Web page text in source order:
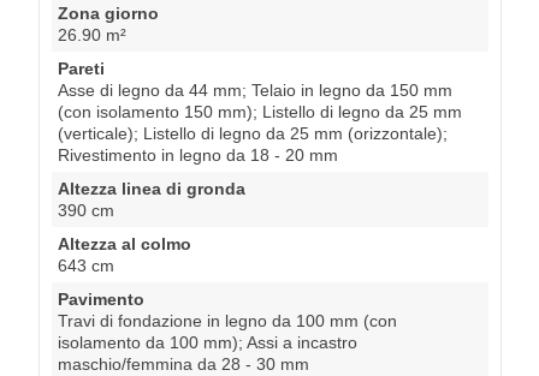
Zona giorno
26.90 m²
Pareti
Asse di legno da 44 mm; Telaio in legno da 150 mm
(con isolamento 150 mm); Listello di legno da 25 mm
(verticale); Listello di legno da 25 mm (orizzontale);
Rivestimento in legno da 18 - 20 mm
Altezza linea di gronda
390 cm
Altezza al colmo
643 cm
Pavimento
Travi di fondazione in legno da 100 mm (con
isolamento da 100 mm); Assi a incastro
maschio/femmina da 28 - 30 mm